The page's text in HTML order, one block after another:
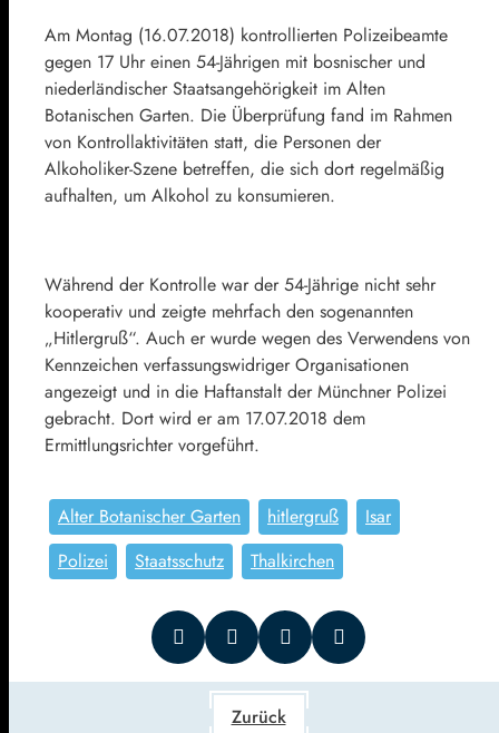
Am Montag (16.07.2018) kontrollierten Polizeibeamte
gegen 17 Uhr einen 54-Jährigen mit bosnischer und
niederländischer Staatsangehörigkeit im Alten
Botanischen Garten. Die Überprüfung fand im Rahmen
von Kontrollaktivitäten statt, die Personen der
Alkoholiker-Szene betreffen, die sich dort regelmäßig
aufhalten, um Alkohol zu konsumieren.
Während der Kontrolle war der 54-Jährige nicht sehr
kooperativ und zeigte mehrfach den sogenannten
„Hitlergruß“. Auch er wurde wegen des Verwendens von
Kennzeichen verfassungswidriger Organisationen
angezeigt und in die Haftanstalt der Münchner Polizei
gebracht. Dort wird er am 17.07.2018 dem
Ermittlungsrichter vorgeführt.
Alter Botanischer Garten hitlergruß
Isar
Polizei
Staatsschutz Thalkirchen
Zurück